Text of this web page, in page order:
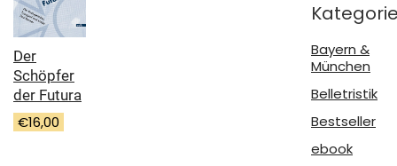
Der
Schöpfer
der Futura
€16,00
Bayern &
München
Belletristik
Bestseller
ebook